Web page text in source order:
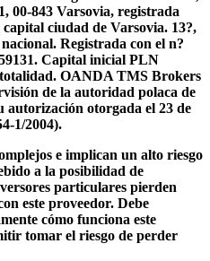
00-843 Varsovia, registrada
ciudad de Varsovia. 13?,
Registrada con el n?
Capital inicial PLN
totalidad. OANDA TMS Brokers
de la autoridad polaca de
autorización otorgada el 23 de
1/2004).
e implican un alto riesgo
a la posibilidad de
particulares pierden
este proveedor. Debe
cómo funciona este
tomar el riesgo de perder